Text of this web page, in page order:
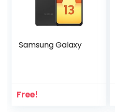
Samsung Galaxy
Free!